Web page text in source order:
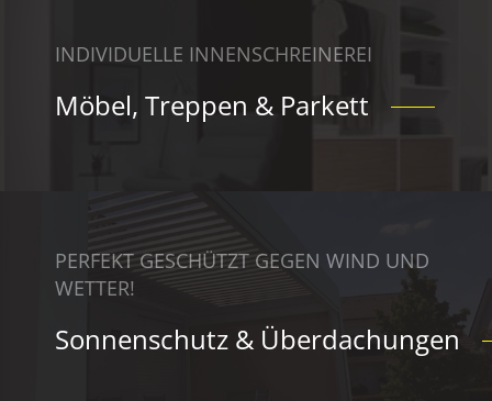
INDIVIDUELLE INNENSCHREINEREI
Möbel, Treppen & Parkett
PERFEKT GESCHÜTZT GEGEN WIND UND
WETTER!
Sonnenschutz & Überdachungen